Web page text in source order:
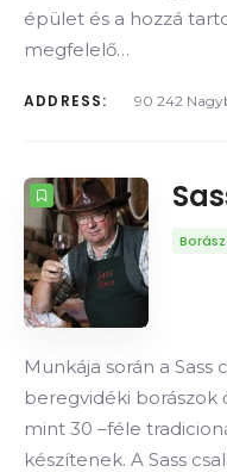
épület és a hozzá
megfelelő…
ADDRESS: 90 242
Borász
Munkája során a Sass
beregvidéki borászok
mint 30 –féle
készítenek. A Sass